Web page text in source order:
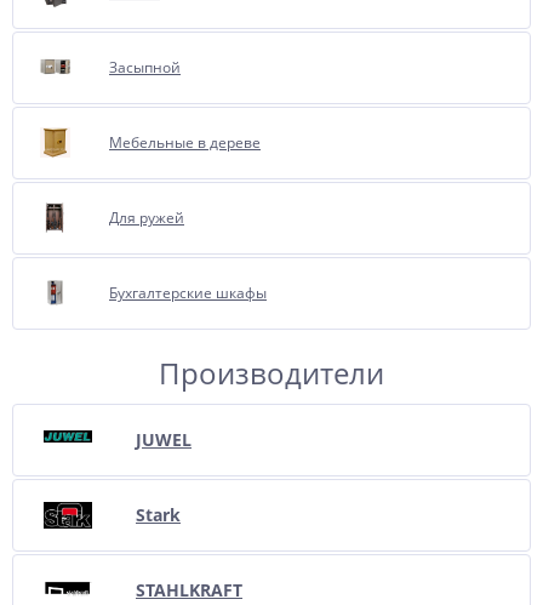
Засыпной
Мебельные в дереве
Для ружей
Бухгалтерские шкафы
Производители
JUWEL
Stark
STAHLKRAFT